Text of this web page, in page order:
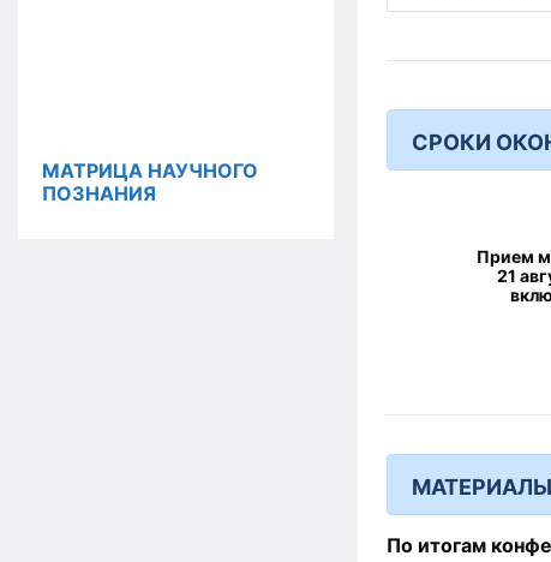
МАТРИЦА НАУЧНОГО
ПОЗНАНИЯ
СРОКИ
Прием
21
По итогам